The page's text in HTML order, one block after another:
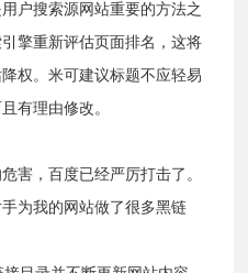
户搜索源网站重要的方法之
擎重新评估页面排名，这将
权。米可建议标题不应轻易
有理由修改。
害，百度已经严厉打击了。
为我的网站做了很多黑链